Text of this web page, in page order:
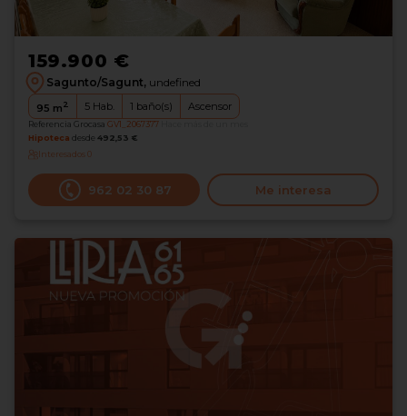
159.900 €
Sagunto/Sagunt, undefined
95 m2 5 Hab. 1 baño(s) Ascensor
Referencia Grocasa GV1_2067377
Hipoteca desde 492,53 €
Interesados0
962 02 30 87 Me interesa